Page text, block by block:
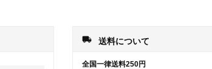
local_shipping 送料について
全国一律送料250円